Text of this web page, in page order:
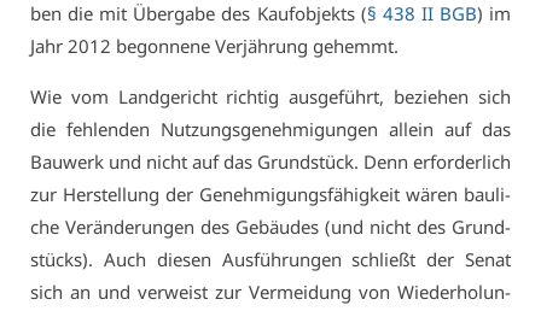
ben die mit Über­ga­be des Kauf­ob­jekts (§ 438 II BGB) im
Jahr 2012 be­gon­ne­ne Ver­jäh­rung ge­hemmt.
Wie vom Land­ge­richt rich­tig aus­ge­führt, be­zie­hen sich
die feh­len­den Nut­zungs­ge­neh­mi­gun­gen al­lein auf das
Bau­werk und nicht auf das Grund­stück. Denn er­for­der­lich
zur Her­stel­lung der Ge­neh­mi­gungs­fä­hig­keit wä­ren bau­li­
che Ver­än­de­run­gen des Ge­bäu­des (und nicht des Grund­
stücks). Auch die­sen Aus­füh­run­gen schließt der Se­nat
sich an und ver­weist zur Ver­mei­dung von Wie­der­ho­lun­